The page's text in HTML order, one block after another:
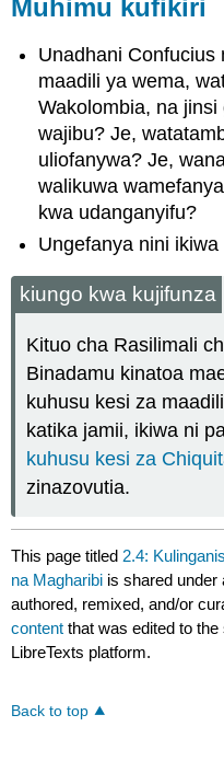
Muhimu kufikiri
Unadhani Confucius
maadili ya wema,
Wakolombia, na
wajibu? Je,
uliofanywa? Je,
walikuwa
kwa udanganyifu?
Ungefanya nini
kiungo kwa kujifunza
Kituo cha Rasilimali
Binadamu kinatoa
kuhusu kesi za
katika jamii, ikiwa ni
kuhusu kesi za
zinazovutia.
This page titled 2.4:
na Magharibi is shared
authored, remixed, and/or
content that was edited to
LibreTexts platform.
Back to top